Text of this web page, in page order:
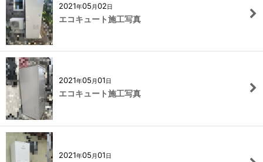
2021年05 月02日
エコキュート施工写真
2021年05 月01日
エコキュート施工写真
2021年05 月01日